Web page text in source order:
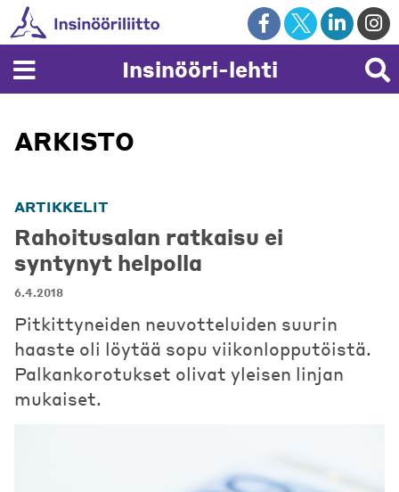
Skip
to
content
Insinööri-lehti
ARKISTO
ARTIKKELIT
Rahoitusalan ratkaisu ei
syntynyt helpolla
6.4.2018
Pitkittyneiden neuvotteluiden suurin
haaste oli löytää sopu viikonlopputöistä.
Palkankorotukset olivat yleisen linjan
mukaiset.